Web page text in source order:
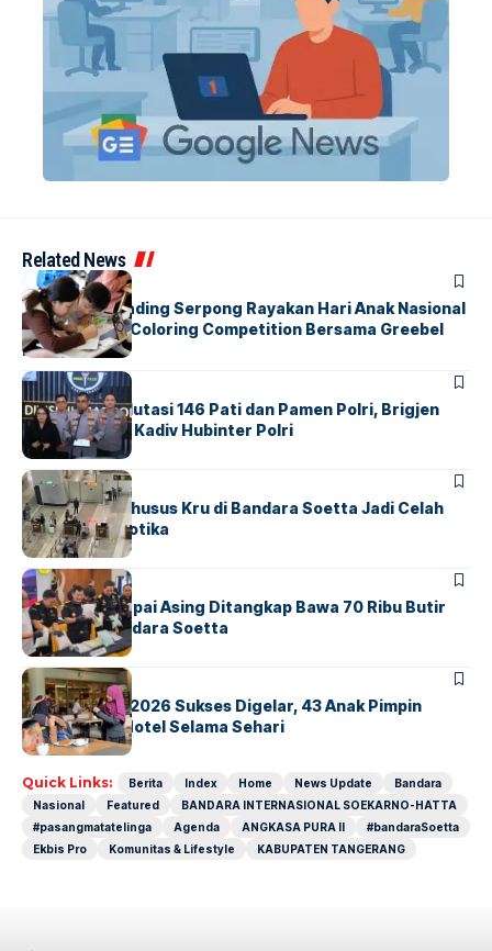
Related News
BERITAINDEX
Atria Hotel Gading Serpong Rayakan Hari Anak Nasional
Lewat Family Coloring Competition Bersama Greebel
Indonesia
BERITA
Mabes Polri Mutasi 146 Pati dan Pamen Polri, Brigjen
Untung Jabat Kadiv Hubinter Polri
BANDARABERITA
Ketika Jalur Khusus Kru di Bandara Soetta Jadi Celah
Sindikat Narkotika
BANDARA BERITA
Kopilot Maskapai Asing Ditangkap Bawa 70 Ribu Butir
Ekstasi di Bandara Soetta
BERITAINDEX
GM For A Day 2026 Sukses Digelar, 43 Anak Pimpin
Operasional Hotel Selama Sehari
Quick Links: Berita Index Home News Update
Bandara
Nasional
Featured
BANDARA INTERNASIONAL SOEKARNO-HATTA
#pasangmatatelinga
Agenda ANGKASA PURA II
#bandaraSoetta
Ekbis Pro
Komunitas & Lifestyle KABUPATEN TANGERANG